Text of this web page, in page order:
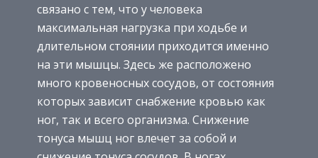
связано с тем, что у человека
максимальная нагрузка при ходьбе и
длительном стоянии приходится именно
на эти мышцы. Здесь же расположено
много кровеносных сосудов, от состояния
которых зависит снабжение кровью как
ног, так и всего организма. Снижение
тонуса мышц ног влечет за собой и